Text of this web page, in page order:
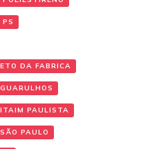
DA FABRICA
PAULISTA
PAULO